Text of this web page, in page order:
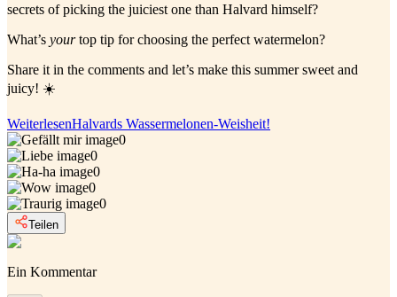
secrets of picking the juiciest one than Halvard himself?
What’s yourtop tip for choosing the perfect watermelon?
Share it in the comments and let’s make this summer sweet and
juicy! ☀️
WeiterlesenHalvards Wassermelonen-Weisheit!
0
0
0
0
0
Teilen
Ein Kommentar